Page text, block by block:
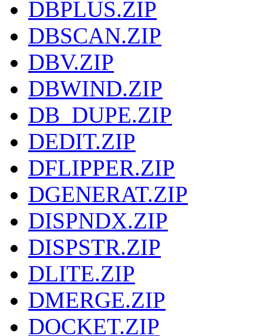
DBPLUS.ZIP
DBSCAN.ZIP
DBV.ZIP
DBWIND.ZIP
DB_DUPE.ZIP
DEDIT.ZIP
DFLIPPER.ZIP
DGENERAT.ZIP
DISPNDX.ZIP
DISPSTR.ZIP
DLITE.ZIP
DMERGE.ZIP
DOCKET.ZIP